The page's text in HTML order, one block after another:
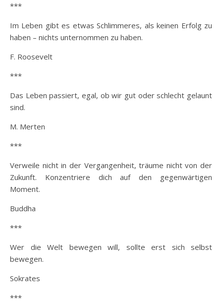
***
Im Leben gibt es etwas Schlimmeres, als keinen Erfolg zu
haben – nichts unternommen zu haben.
F. Roosevelt
***
Das Leben passiert, egal, ob wir gut oder schlecht gelaunt
sind.
M. Merten
***
Verweile nicht in der Vergangenheit, träume nicht von der
Zukunft. Konzentriere dich auf den gegenwärtigen
Moment.
Buddha
***
Wer die Welt bewegen will, sollte erst sich selbst
bewegen.
Sokrates
***